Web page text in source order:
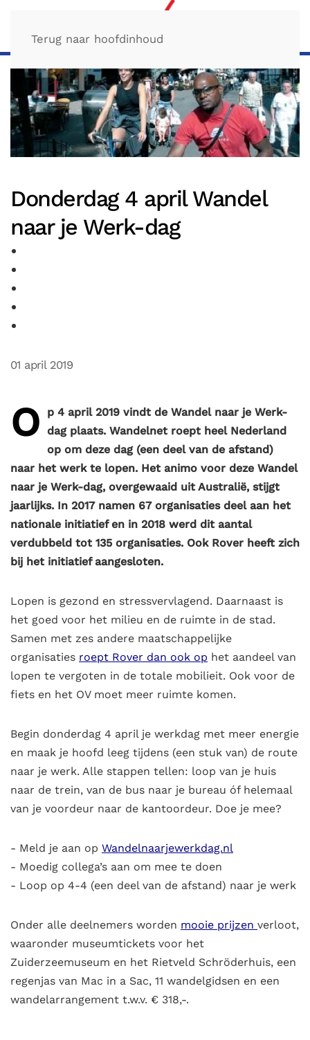
Terug naar hoofdinhoud
Donderdag 4 april Wandel
naar je Werk-dag
01 april 2019
O
p 4 april 2019 vindt de Wandel naar je Werk-
dag plaats. Wandelnet roept heel Nederland
op om deze dag (een deel van de afstand)
naar het werk te lopen. Het animo voor deze Wandel
naar je Werk-dag, overgewaaid uit Australië, stijgt
jaarlijks. In 2017 namen 67 organisaties deel aan het
nationale initiatief en in 2018 werd dit aantal
verdubbeld tot 135 organisaties. Ook Rover heeft zich
bij het initiatief aangesloten.
Lopen is gezond en stressvervlagend. Daarnaast is
het goed voor het milieu en de ruimte in de stad.
Samen met zes andere maatschappelijke
organisaties roept Rover dan ook op het aandeel van
lopen te vergoten in de totale mobilieit. Ook voor de
fiets en het OV moet meer ruimte komen.
Begin donderdag 4 april je werkdag met meer energie
en maak je hoofd leeg tijdens (een stuk van) de route
naar je werk. Alle stappen tellen: loop van je huis
naar de trein, van de bus naar je bureau óf helemaal
van je voordeur naar de kantoordeur. Doe je mee?
- Meld je aan op Wandelnaarjewerkdag.nl
- Moedig collega’s aan om mee te doen
- Loop op 4-4 (een deel van de afstand) naar je werk
Onder alle deelnemers worden mooie prijzen verloot,
waaronder museumtickets voor het
Zuiderzeemuseum en het Rietveld Schröderhuis, een
regenjas van Mac in a Sac, 11 wandelgidsen en een
wandelarrangement t.w.v. € 318,-.